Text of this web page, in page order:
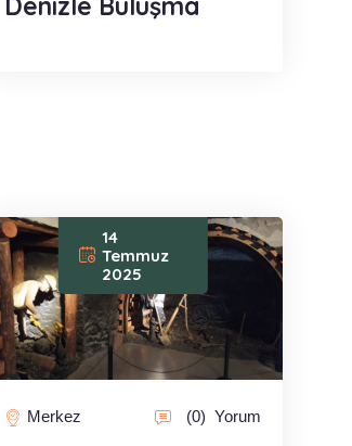
14
Temmuz
2025
Merkez (0) Yorum